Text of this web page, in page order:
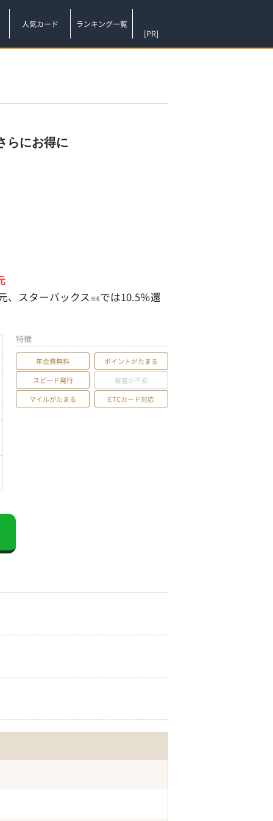
人気カード ランキング一覧
[PR]
らにお得に
、スターバックス ※6では10.5％還
特徴
年会費無料
ポイントがたまる
スピード発行
審査が不安
マイルがたまる
ETCカード対応